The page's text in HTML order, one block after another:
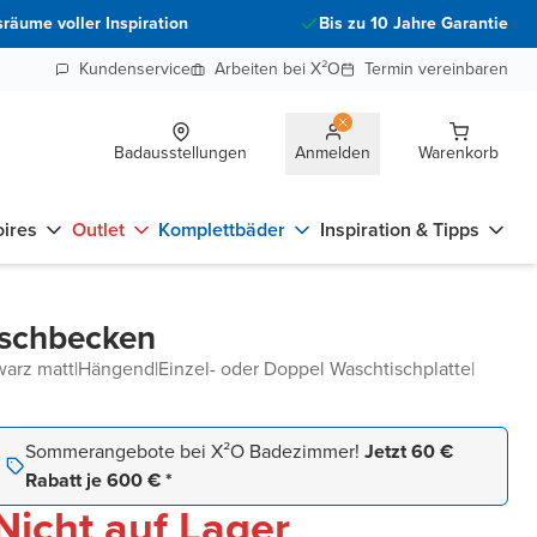
voller Inspiration
Bis zu 10 Jahre Garantie
Kundenservice
Arbeiten bei X²O Termin vereinbaren
Badausstellungen Anmelden Warenkorb
Outlet Komplettbäder Inspiration & Tipps
matt|Hängend|Einzel- oder Doppel Waschtischplatte|
Sommerangebote bei X²O Badezimmer! Jetzt 60 €
Rabatt je 600 € *